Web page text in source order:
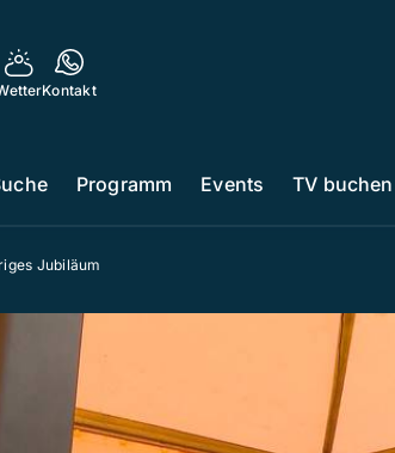
Kontakt
Programm Events TV buchen
Jubiläum